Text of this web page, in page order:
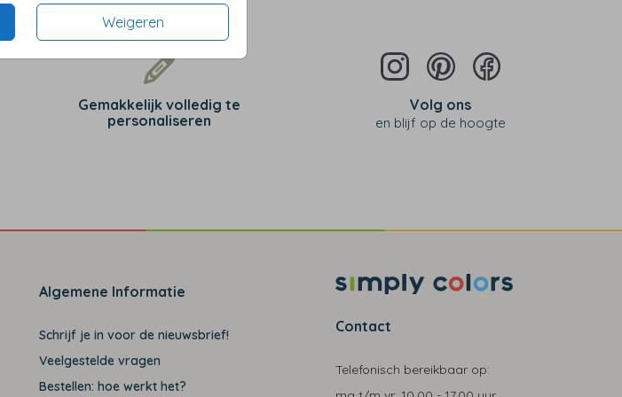
Weigeren
Gemakkelijk volledig te
personaliseren
Volg ons
en blijf op de hoogte
Algemene Informatie
Schrijf je in voor de nieuwsbrief!
Veelgestelde vragen
Bestellen: hoe werkt het?
Contact
Telefonisch bereikbaar op: